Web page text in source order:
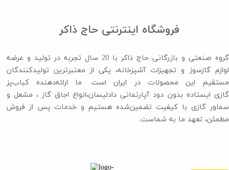
فروشگاه اینترنتی حاج ذاکر
گروه صنعتی و بازرگانی حاج ذاکر با 20 سال تجربه در تولید و عرضه
لوازم گازسوز و تجهیزات آشپزخانه، یکی از معتبرترین تولیدکنندگان
مستقیم این محصولات در ایران است. ما ارائه‌دهنده کباب‌پز
گازی ایستاده بدون دود آپارتمانی دادلیسان،انواع اجاق گاز ،​​​​​​​ مشعل و
سماور گازی با کیفیت تضمین‌شده هستیم و خدمات پس از فروش
مطمئن، تعهد ما به شماست.